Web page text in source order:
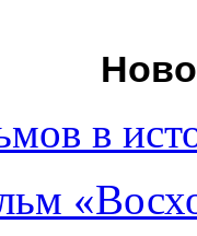
в